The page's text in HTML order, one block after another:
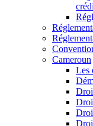
Cameroun
Les